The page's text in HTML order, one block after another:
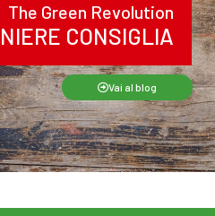
The Green Revolution
CONSIGLIA
Vai al blog